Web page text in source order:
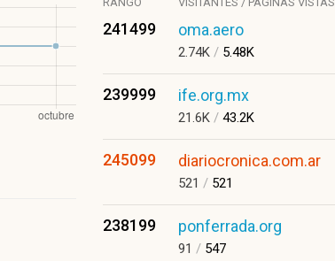
241499 oma.aero
2.74K / 5.48K
239999 ife.org.mx
21.6K / 43.2K
245099 diariocronica.com.ar
521 / 521
238199 ponferrada.org
91 / 547